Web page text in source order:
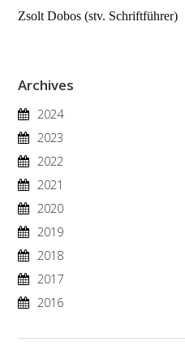
Zsolt Dobos (stv. Schriftführer)
Archives
2024
2023
2022
2021
2020
2019
2018
2017
2016